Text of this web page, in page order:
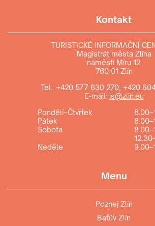
Kontakt
TURISTICKÉ INFORMAČNÍ
Magistrát města Zlína
náměstí Míru 12
760 01 Zlín
Tel.: +420 577 630 270 +420
E-mail: is@zlin.eu
Pondělí–Čtvrtek
Pátek
Sobota
Neděle
Menu
Poznej Zlín
Baťův Zlín